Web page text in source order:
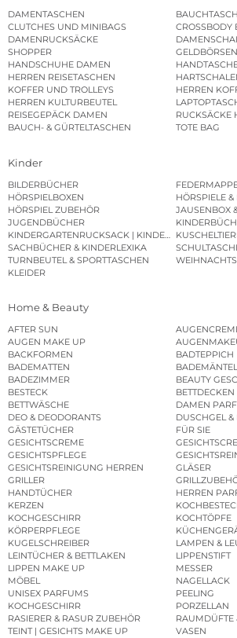
DAMENTASCHEN
CLUTCHES UND MINIBAGS
CROSSBODY
DAMENRUCKSÄCKE
SHOPPER
HANDSCHUHE DAMEN
HERREN REISETASCHEN
KOFFER UND TROLLEYS
HERREN
HERREN KULTURBEUTEL
REISEGEPÄCK DAMEN
RUCKSÄCKE
BAUCH- & GÜRTELTASCHEN
TOTE BAG
Kinder
BILDERBÜCHER
HÖRSPIELBOXEN
HÖRSPIELE
HÖRSPIEL ZUBEHÖR
JAUSENBOX
JUGENDBÜCHER
KINDERGARTENRUCKSACK |
SACHBÜCHER & KINDERLEXIKA
TURNBEUTEL & SPORTTASCHEN
KLEIDER
Home & Beauty
AFTER SUN
AUGEN MAKE UP
BACKFORMEN
BADTEPPICH
BADEMATTEN
BADEMÄNTEL
BADEZIMMER
BEAUTY
BESTECK
BETTDECKEN
BETTWÄSCHE
DAMEN
DEO & DEODORANTS
DUSCHGEL
GÄSTETÜCHER
FÜR SIE
GESICHTSCREME
GESICHTSPFLEGE
GESICHTSREINIGUNG HERREN
GLÄSER
GRILLER
HANDTÜCHER
HERREN
KERZEN
KOCHGESCHIRR
KOCHTÖPFE
KÖRPERPFLEGE
KUGELSCHREIBER
LAMPEN &
LEINTÜCHER & BETTLAKEN
LIPPENSTIFT
LIPPEN MAKE UP
MESSER
MÖBEL
NAGELLACK
UNISEX PARFUMS
PEELING
KOCHGESCHIRR
PORZELLAN
RASIERER & RASUR ZUBEHÖR
RAUMDÜFTE
TEINT | GESICHTS MAKE UP
VASEN